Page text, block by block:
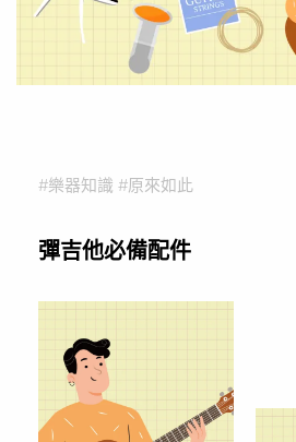
#樂器知識 #原來如此
彈吉他必備配件